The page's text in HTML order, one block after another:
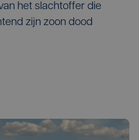
het slachtoffer die
zijn zoon dood